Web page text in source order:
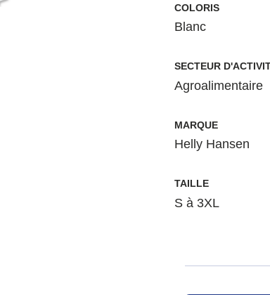
COLORIS
Blanc
SECTEUR
Agroalimentaire
MARQUE
Helly Hansen
TAILLE
S à 3XL